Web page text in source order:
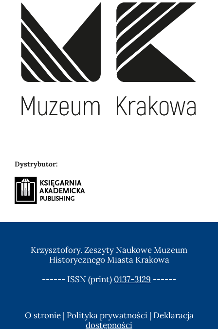
Dystrybutor:
Krzysztofory. Zeszyty Naukowe Muzeum
Historycznego Miasta Krakowa
------ ISSN (print) 0137-3129 ------
O stronie| Polityka prywatności| Deklaracja
dostępności